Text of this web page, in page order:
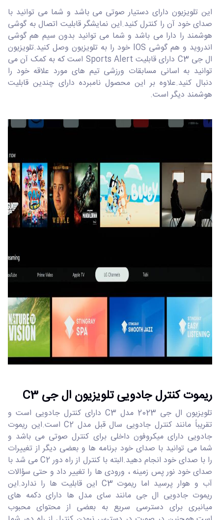
این تلویزیون دارای دستیار صوتی می باشد و شما می توانید با
صدای خود آن را کنترل کنید.این نمایشگر قابلیت اتصال به گوشی
هوشمند را دارا می باشد و شما می توانید بدون سیم هم گوشی
اندروید و هم گوشی IOS خود را به تلویزیون وصل کنید.تلویزیون
ال جی C3 دارای قابلیت Sports Alert است که به کمک آن می
توانید به اسانی مسابقات ورزشی تیم های مورد علاقه خود را
دنبال کنید.علاوه بر این محصول نامبرده دارای چندین قابلیت
هوشمند دیگر است.
ریموت کنترل جادویی تلویزیون ال جی C3
تلویزیون ال جی 2023 مدل C3 دارای کنترل جادویی است و
تقریباً مانند کنترل جادویی سال قبل مدل C2 است.این ریموت
جادویی دارای میکروفون داخلی برای کنترل صوتی می باشد و
شما می توانید با صدای خود برنامه ها و بعضی دیگر از تغییرات
را با صدای خود انجام دهید.البته با کنترل از راه دور C2 می شد با
صدای خود نور پس زمینه ، ورودی ها را تغییر داد و حتی سؤالات
آب و هوار پرسید اما ریموت C3 این قابلیت ها را ندارد.این
ریموت جادویی ال جی مانند سای مدل ها دارای دکمه های
میانبری برای دسترسی سریع به بعضی از محتوای محبوب